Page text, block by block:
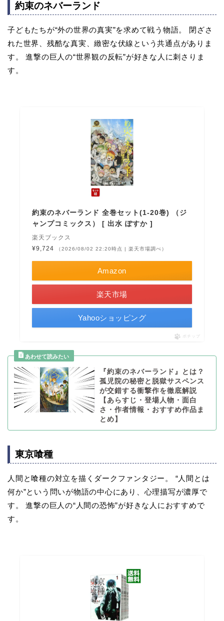
約束のネバーランド
子どもたちが“外の世界の真実”を求めて戦う物語。 閉ざさ
れた世界、残酷な真実、緻密な伏線という共通点がありま
す。 進撃の巨人の“世界観の反転”が好きな人に刺さりま
す。
約束のネバーランド 全巻セット(1-20巻) （ジ
ャンプコミックス） [ 出水 ぽすか ]
楽天ブックス
¥9,724
（2026/08/02 22:20時点 | 楽天市場調べ）
Amazon
楽天市場
Yahooショッピング
ポチップ
『約束のネバーランド』とは？
孤児院の秘密と脱獄サスペンス
が交錯する衝撃作を徹底解説
【あらすじ・登場人物・面白
さ・作者情報・おすすめ作品ま
とめ】
東京喰種
人間と喰種の対立を描くダークファンタジー。 “人間とは
何か”という問いが物語の中心にあり、心理描写が濃厚で
す。 進撃の巨人の“人間の恐怖”が好きな人におすすめで
す。